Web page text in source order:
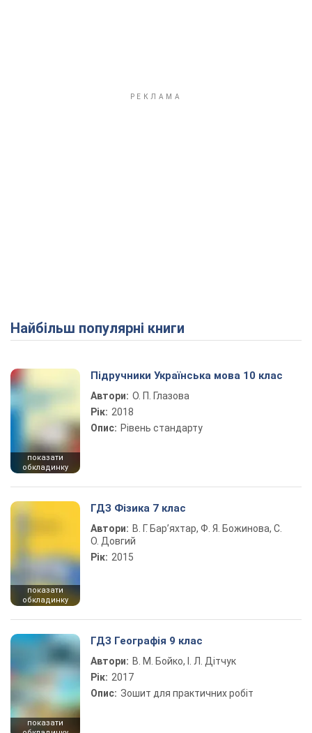
Найбільш популярні книги
показати
обкладинку
Підручники Українська мова 10 клас
Автори: О. П. Глазова
Рік: 2018
Опис: Рівень стандарту
показати
обкладинку
ГДЗ Фізика 7 клас
Автори: В. Г. Бар’яхтар, Ф. Я. Божинова, С.
О. Довгий
Рік: 2015
показати
ГДЗ Географія 9 клас
Автори: В. М. Бойко, І. Л. Дітчук
Рік: 2017
Опис: Зошит для практичних робіт